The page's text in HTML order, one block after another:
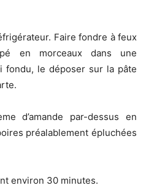
Faire fondre à feux
en morceaux dans une
fondu, le déposer sur la pâte
d’amande par-dessus en
préalablement épluchées
environ 30 minutes.